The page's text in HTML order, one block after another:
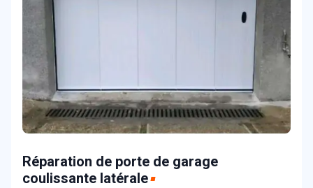
Réparation de porte de garage
coulissante latérale